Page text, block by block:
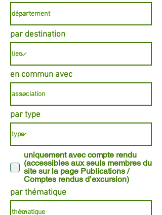
par destination
en commun avec
par type
uniquement avec compte rendu
(accessibles aux seuls membres du
site sur la page Publications /
Comptes rendus d’excursion)
par thématique